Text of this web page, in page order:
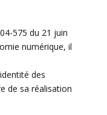
575 du 21 juin
numérique, il
des
de sa réalisation